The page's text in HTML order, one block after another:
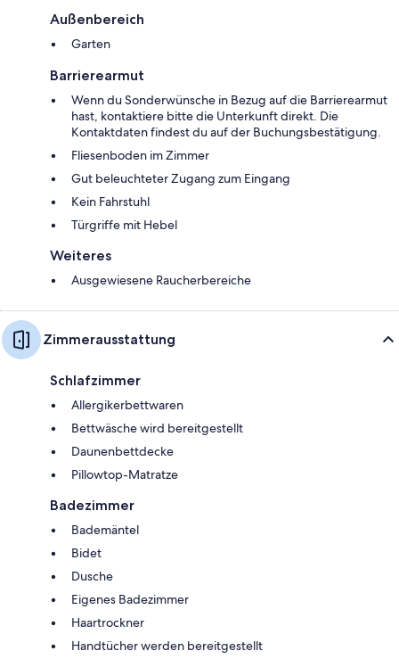
Außenbereich
Garten
Barrierearmut
Wenn du Sonderwünsche in Bezug auf die Barrierearmut
hast, kontaktiere bitte die Unterkunft direkt. Die
Kontaktdaten findest du auf der Buchungsbestätigung.
Fliesenboden im Zimmer
Gut beleuchteter Zugang zum Eingang
Kein Fahrstuhl
Türgriffe mit Hebel
Weiteres
Ausgewiesene Raucherbereiche
Zimmerausstattung
Schlafzimmer
Allergikerbettwaren
Bettwäsche wird bereitgestellt
Daunenbettdecke
Pillowtop-Matratze
Badezimmer
Bademäntel
Bidet
Dusche
Eigenes Badezimmer
Haartrockner
Handtücher werden bereitgestellt